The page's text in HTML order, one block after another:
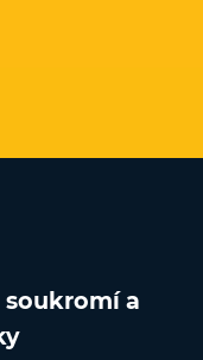
soukromí a